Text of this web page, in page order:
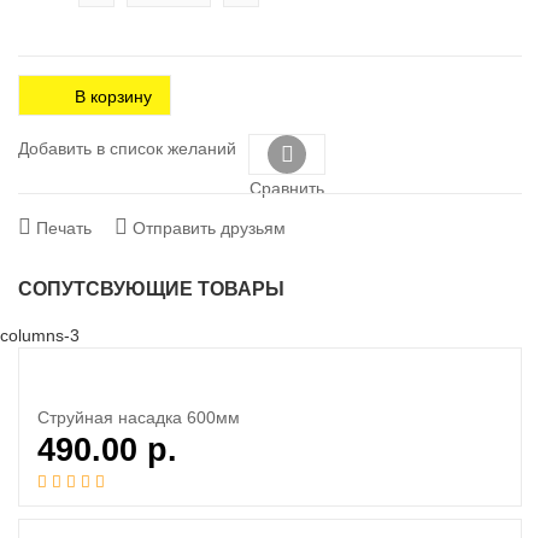
В корзину
Добавить в список желаний
Сравнить
Печать Отправить друзьям
СОПУТСВУЮЩИЕ ТОВАРЫ
columns-3
Струйная насадка 600мм
490.00 р.